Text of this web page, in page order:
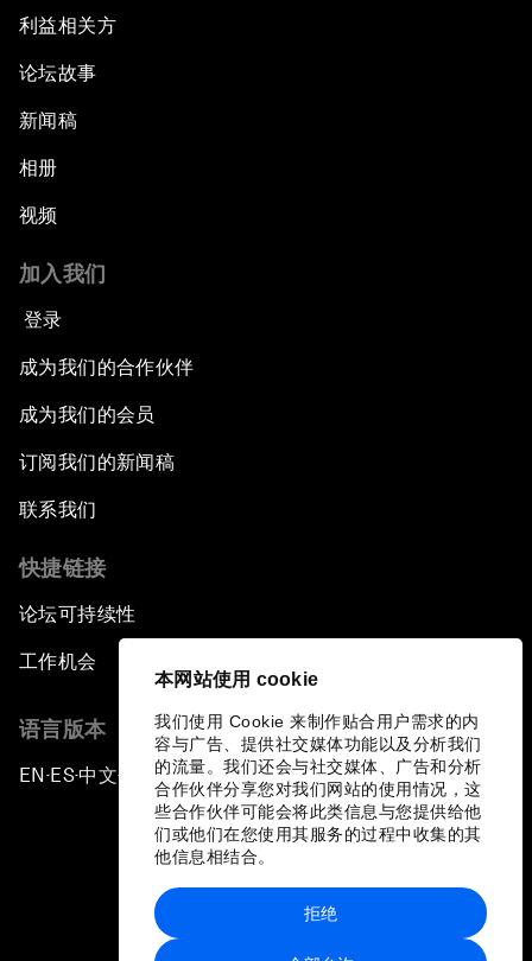
本网站使用 cookie
我们使用 Cookie 来制作贴合用户需求的内
容与广告、提供社交媒体功能以及分析我们
的流量。我们还会与社交媒体、广告和分析
合作伙伴分享您对我们网站的使用情况，这
些合作伙伴可能会将此类信息与您提供给他
们或他们在您使用其服务的过程中收集的其
他信息相结合。
拒绝
利益相关方
论坛故事
新闻稿
相册
视频
加入我们
登录
成为我们的合作伙伴
成为我们的会员
订阅我们的新闻稿
联系我们
快捷链接
论坛可持续性
工作机会
语言版本
EN ▪ES▪中文▪ 日本語